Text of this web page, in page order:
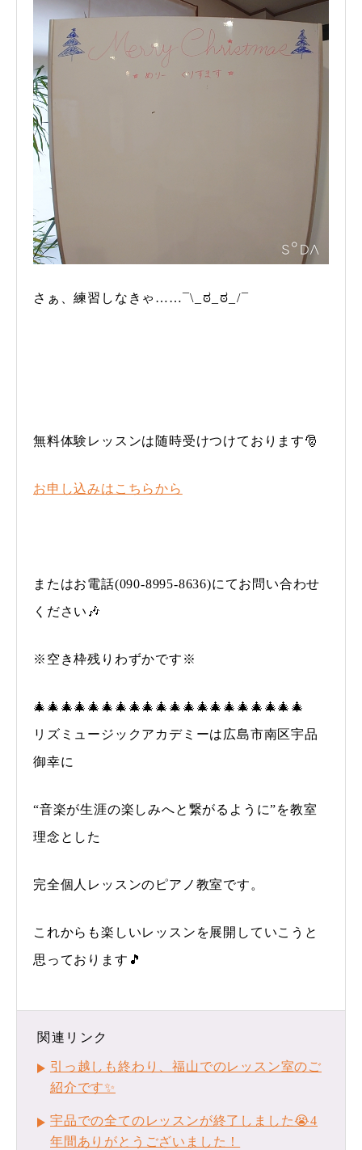
さぁ、練習しなきゃ……¯⁠\⁠_⁠ಠ⁠_⁠ಠ⁠_⁠/⁠¯
無料体験レッスンは随時受けつけております🎅
お申し込みはこちらから
またはお電話(090-8995-8636)にてお問い合わせ
ください🎶
※空き枠残りわずかです※
🎄🎄🎄🎄🎄🎄🎄🎄🎄🎄🎄🎄🎄🎄🎄🎄🎄🎄🎄🎄
リズミュージックアカデミーは広島市南区宇品
御幸に
“音楽が生涯の楽しみへと繋がるように”を教室
理念とした
完全個人レッスンのピアノ教室です。
これからも楽しいレッスンを展開していこうと
思っております🎵
関連リンク
引っ越しも終わり、福山でのレッスン室のご
紹介です✨
宇品での全てのレッスンが終了しました😭4
年間ありがとうございました！